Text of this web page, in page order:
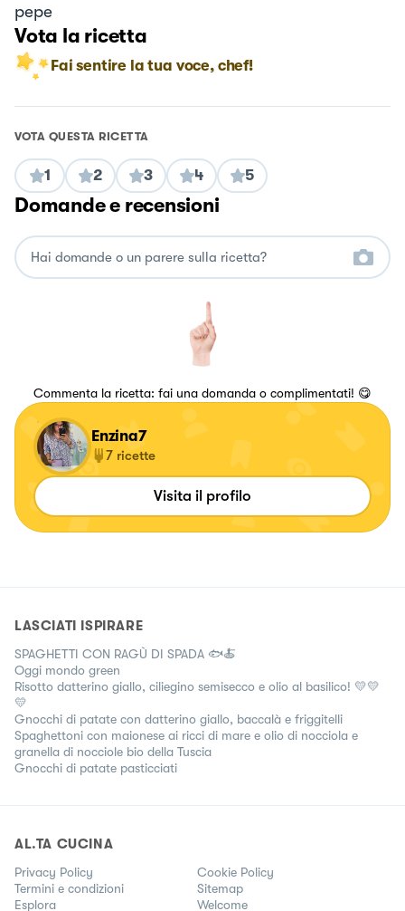
pepe
Vota la ricetta
Fai sentire la tua voce, chef!
VOTA QUESTA RICETTA
1 2 3 4 5
Domande e recensioni
Commenta la ricetta: fai una domanda o complimentati! 😋
Enzina7
7 ricette
Visita il profilo
LASCIATI ISPIRARE
SPAGHETTI CON RAGÙ DI SPADA 🐟🍝
Oggi mondo green
Risotto datterino giallo, ciliegino semisecco e olio al basilico! 💛💛
💛
Gnocchi di patate con datterino giallo, baccalà e friggitelli
Spaghettoni con maionese ai ricci di mare e olio di nocciola e
granella di nocciole bio della Tuscia
Gnocchi di patate pasticciati
AL.TA CUCINA
Privacy Policy
Cookie Policy
Termini e condizioni
Sitemap
Esplora
Welcome